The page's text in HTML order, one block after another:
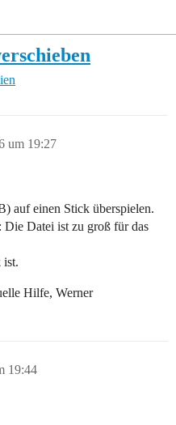
um 19:27
auf einen Stick überspielen.
Datei ist zu groß für das
ist.
Hilfe, Werner
19:44